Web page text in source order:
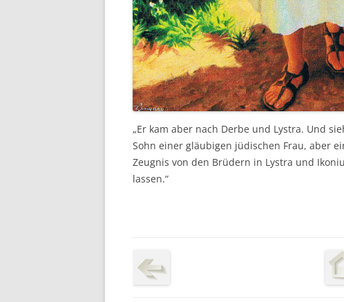
„Er kam aber nach Derbe und Lystra. Und
Sohn einer gläubigen jüdischen Frau, aber
Zeugnis von den Brüdern in Lystra und
lassen.“